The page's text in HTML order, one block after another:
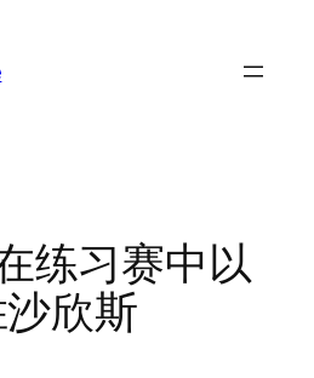
练习赛中以
欣斯